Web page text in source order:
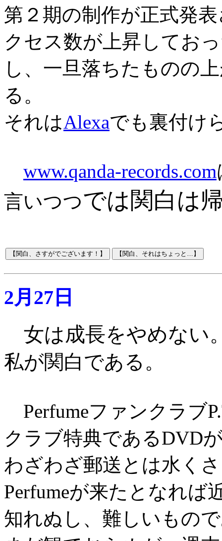
第２期の制作が正式発
クセス数が上昇してお
し、一旦落ちたものの
る。
それはAlexaでも裏付け
www.qanda-records.com
言いつつでは関白は
2月27日
女は成長をやめない
私が関白である。
Perfumeファンクラブ
クラブ特典であるDVD
わざわざ郵送とは水く
Perfumeが来たとなれば
知れぬし、難しいもの